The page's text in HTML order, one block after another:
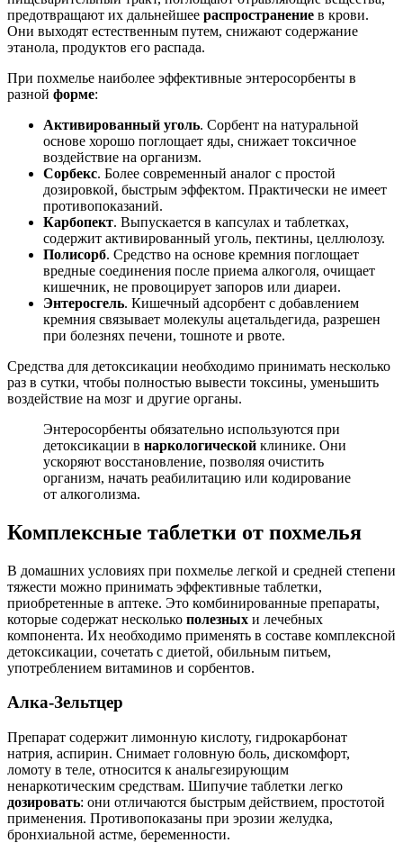
предотвращают их дальнейшее распространение в крови.
Они выходят естественным путем, снижают содержание
этанола, продуктов его распада.
При похмелье наиболее эффективные энтеросорбенты в
разной форме:
Активированный уголь. Сорбент на натуральной
основе хорошо поглощает яды, снижает токсичное
воздействие на организм.
Сорбекс. Более современный аналог с простой
дозировкой, быстрым эффектом. Практически не имеет
противопоказаний.
Карбопект. Выпускается в капсулах и таблетках,
содержит активированный уголь, пектины, целлюлозу.
Полисорб. Средство на основе кремния поглощает
вредные соединения после приема алкоголя, очищает
кишечник, не провоцирует запоров или диареи.
Энтеросгель. Кишечный адсорбент с добавлением
кремния связывает молекулы ацетальдегида, разрешен
при болезнях печени, тошноте и рвоте.
Средства для детоксикации необходимо принимать несколько
раз в сутки, чтобы полностью вывести токсины, уменьшить
воздействие на мозг и другие органы.
Энтеросорбенты обязательно используются при
детоксикации в наркологической клинике. Они
ускоряют восстановление, позволяя очистить
организм, начать реабилитацию или кодирование
от алкоголизма.
Комплексные таблетки от похмелья
В домашних условиях при похмелье легкой и средней степени
тяжести можно принимать эффективные таблетки,
приобретенные в аптеке. Это комбинированные препараты,
которые содержат несколько полезных и лечебных
компонента. Их необходимо применять в составе комплексной
детоксикации, сочетать с диетой, обильным питьем,
употреблением витаминов и сорбентов.
Алка-Зельтцер
Препарат содержит лимонную кислоту, гидрокарбонат
натрия, аспирин. Снимает головную боль, дискомфорт,
ломоту в теле, относится к анальгезирующим
ненаркотическим средствам. Шипучие таблетки легко
дозировать: они отличаются быстрым действием, простотой
применения. Противопоказаны при эрозии желудка,
бронхиальной астме, беременности.